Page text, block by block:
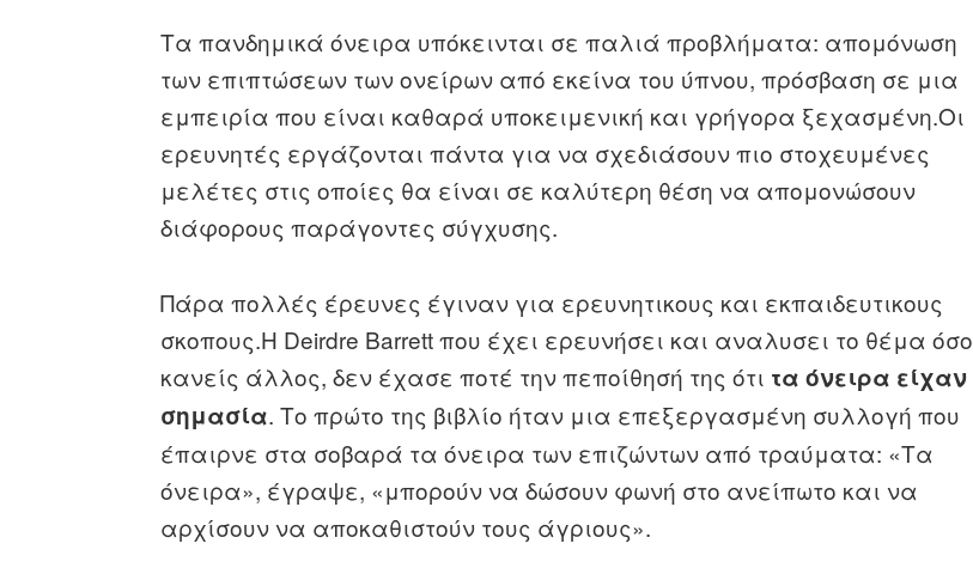
Τα πανδημικά όνειρα υπόκεινται σε παλιά προβλήματα: απομόνωση
των επιπτώσεων των ονείρων από εκείνα του ύπνου, πρόσβαση σε μια
εμπειρία που είναι καθαρά υποκειμενική και γρήγορα ξεχασμένη.Οι
ερευνητές εργάζονται πάντα για να σχεδιάσουν πιο στοχευμένες
μελέτες στις οποίες θα είναι σε καλύτερη θέση να απομονώσουν
διάφορους παράγοντες σύγχυσης.
Πάρα πολλές έρευνες έγιναν για ερευνητικους και εκπαιδευτικους
σκοπους.Η Deirdre Barrett που έχει ερευνήσει και αναλυσει το θέμα όσο
κανείς άλλος, δεν έχασε ποτέ την πεποίθησή της ότι τα όνειρα είχαν
σημασία. Το πρώτο της βιβλίο ήταν μια επεξεργασμένη συλλογή που
έπαιρνε στα σοβαρά τα όνειρα των επιζώντων από τραύματα: «Τα
όνειρα», έγραψε, «μπορούν να δώσουν φωνή στο ανείπωτο και να
αρχίσουν να αποκαθιστούν τους άγριους».